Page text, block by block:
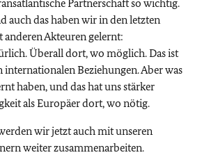
Partnerschaft so wichtig.
auch das haben wir in den letzten
Akteuren gelernt:
Überall dort, wo möglich. Das ist
internationalen Beziehungen. Aber was
haben, und das hat uns stärker
als Europäer dort, wo nötig.
wir jetzt auch mit unseren
weiter zusammenarbeiten.